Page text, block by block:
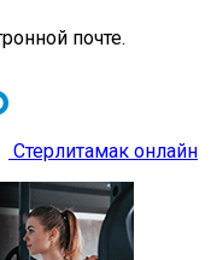
почте.
Стерлитамак онлайн